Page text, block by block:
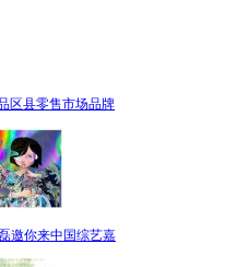
区县零售市场品牌
邀你来中国综艺嘉